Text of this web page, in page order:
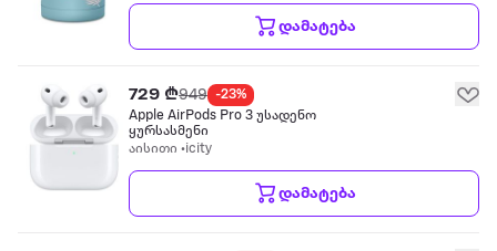
დამატება
729 ₾949 -23%
Apple AirPods Pro 3 უსადენო
ყურსასმენი
აისითი •icity
დამატება